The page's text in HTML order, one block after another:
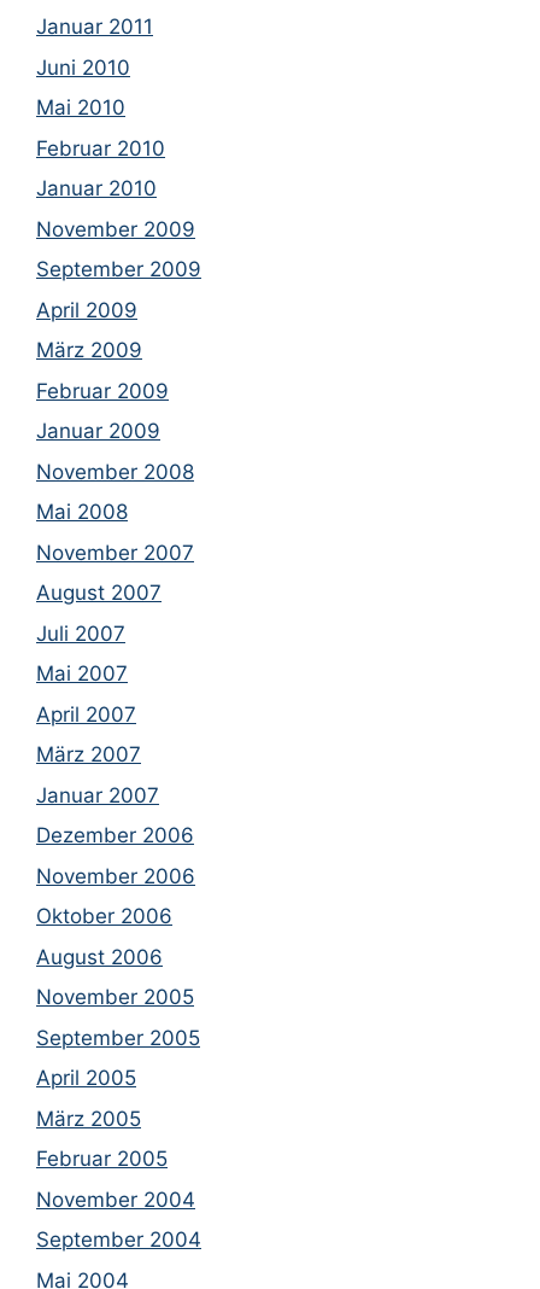
Januar 2011
Juni 2010
Mai 2010
Februar 2010
Januar 2010
November 2009
September 2009
April 2009
März 2009
Februar 2009
Januar 2009
November 2008
Mai 2008
November 2007
August 2007
Juli 2007
Mai 2007
April 2007
März 2007
Januar 2007
Dezember 2006
November 2006
Oktober 2006
August 2006
November 2005
September 2005
April 2005
März 2005
Februar 2005
November 2004
September 2004
Mai 2004